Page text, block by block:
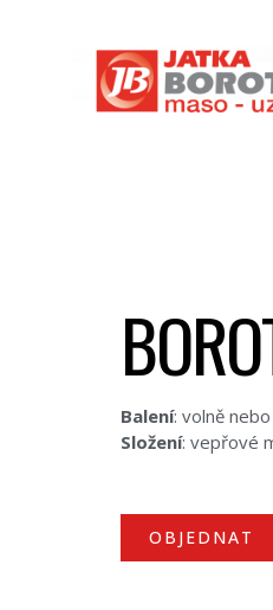
Balení: volně
Složení: vepřové
OBJEDNAT